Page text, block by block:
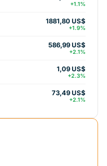
+1.1%
1881,80 US$
+1.9%
586,99 US$
+2.1%
1,09 US$
+2.3%
73,49 US$
+2.1%